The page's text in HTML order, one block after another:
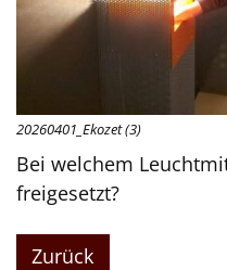
20260401_Ekozet (3)
Bei welchem
freigesetzt?
Zurück